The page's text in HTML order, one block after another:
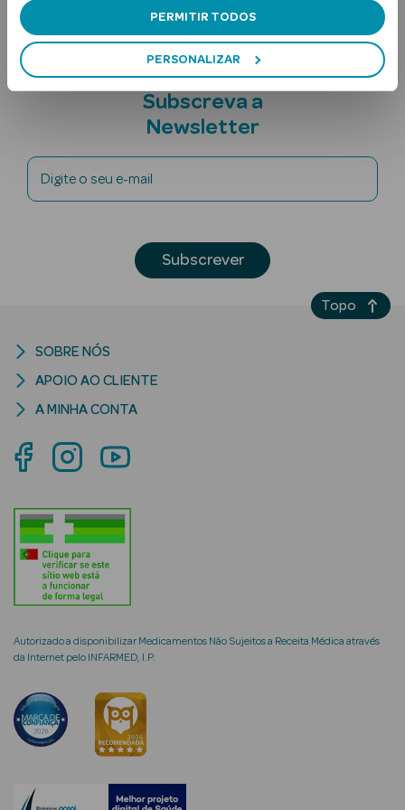
PERMITIR TODOS
PERSONALIZAR
Ver Tudo
Solares
Solares Bebé e
Criança
Rosto e
Ver Tudo
Cosmética
Hidratantes
Séruns Faciais
Creme de Olhos
envelhecimento
Subscreva a
Newsletter
Digite o seu e-mail
Subscrever
Autorizado a disponibilizar Medicamentos Não Sujeitos a Receita Médica através
da Internet pelo INFARMED, I.P.
SOBRE NÓS
APOIO AO CLIENTE
A MINHA CONTA
Topo